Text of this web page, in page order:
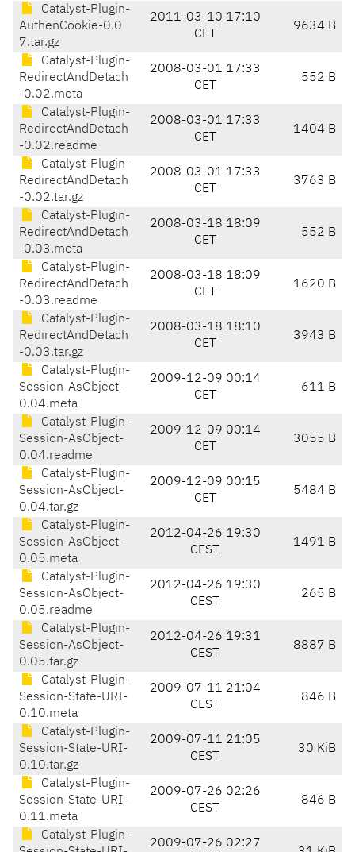
Catalyst-Plugin-
AuthenCookie-0.0
7.tar.gz
2011-03-10 17:10
CET
9634 B
Catalyst-Plugin-
RedirectAndDetach
-0.02.meta
2008-03-01 17:33
CET
552 B
Catalyst-Plugin-
RedirectAndDetach
-0.02.readme
2008-03-01 17:33
CET
1404 B
Catalyst-Plugin-
RedirectAndDetach
-0.02.tar.gz
2008-03-01 17:33
CET
3763 B
Catalyst-Plugin-
RedirectAndDetach
-0.03.meta
2008-03-18 18:09
CET
552 B
Catalyst-Plugin-
RedirectAndDetach
-0.03.readme
2008-03-18 18:09
CET
1620 B
Catalyst-Plugin-
RedirectAndDetach
-0.03.tar.gz
2008-03-18 18:10
CET
3943 B
Catalyst-Plugin-
Session-AsObject-
0.04.meta
2009-12-09 00:14
CET
611 B
Catalyst-Plugin-
Session-AsObject-
0.04.readme
2009-12-09 00:14
CET
3055 B
Catalyst-Plugin-
Session-AsObject-
0.04.tar.gz
2009-12-09 00:15
CET
5484 B
Catalyst-Plugin-
Session-AsObject-
0.05.meta
2012-04-26 19:30
CEST
1491 B
Catalyst-Plugin-
Session-AsObject-
0.05.readme
2012-04-26 19:30
CEST
265 B
Catalyst-Plugin-
Session-AsObject-
0.05.tar.gz
2012-04-26 19:31
CEST
8887 B
Catalyst-Plugin-
Session-State-URI-
0.10.meta
2009-07-11 21:04
CEST
846 B
Catalyst-Plugin-
Session-State-URI-
0.10.tar.gz
2009-07-11 21:05
CEST
30 KiB
Catalyst-Plugin-
Session-State-URI-
0.11.meta
2009-07-26 02:26
CEST
846 B
Catalyst-Plugin-
2009-07-26 02:27